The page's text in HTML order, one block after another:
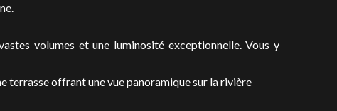
volumes et une luminosité exceptionnelle. Vous y
terrasse offrant une vue panoramique sur la rivière